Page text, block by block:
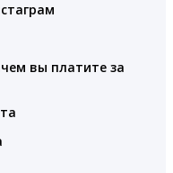
вы платите за